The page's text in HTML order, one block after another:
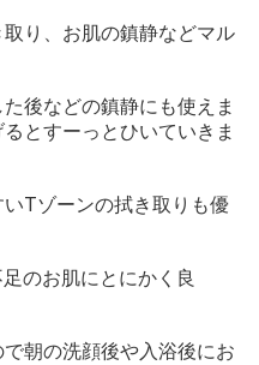
り、お肌の鎮静などマル
後などの鎮静にも使えま
とすーっとひいていきま
Tゾーンの拭き取りも優
のお肌にとにかく良
朝の洗顔後や入浴後にお